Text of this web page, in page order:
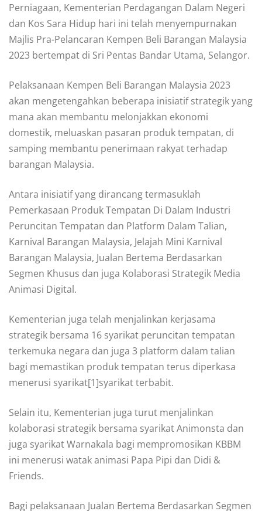
Perniagaan, Kementerian Perdagangan Dalam Negeri
dan Kos Sara Hidup hari ini telah menyempurnakan
Majlis Pra-Pelancaran Kempen Beli Barangan Malaysia
2023 bertempat di Sri Pentas Bandar Utama, Selangor.
Pelaksanaan Kempen Beli Barangan Malaysia 2023
akan mengetengahkan beberapa inisiatif strategik yang
mana akan membantu melonjakkan ekonomi
domestik, meluaskan pasaran produk tempatan, di
samping membantu penerimaan rakyat terhadap
barangan Malaysia.
Antara inisiatif yang dirancang termasuklah
Pemerkasaan Produk Tempatan Di Dalam Industri
Peruncitan Tempatan dan Platform Dalam Talian,
Karnival Barangan Malaysia, Jelajah Mini Karnival
Barangan Malaysia, Jualan Bertema Berdasarkan
Segmen Khusus dan juga Kolaborasi Strategik Media
Animasi Digital.
Kementerian juga telah menjalinkan kerjasama
strategik bersama 16 syarikat peruncitan tempatan
terkemuka negara dan juga 3 platform dalam talian
bagi memastikan produk tempatan terus diperkasa
menerusi syarikat[1]syarikat terbabit.
Selain itu, Kementerian juga turut menjalinkan
kolaborasi strategik bersama syarikat Animonsta dan
juga syarikat Warnakala bagi mempromosikan KBBM
ini menerusi watak animasi Papa Pipi dan Didi &
Friends.
Bagi pelaksanaan Jualan Bertema Berdasarkan Segmen